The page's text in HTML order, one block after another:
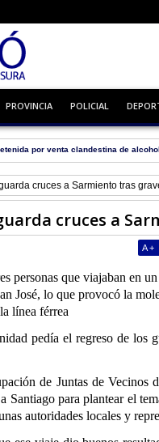
PROVINCIA POLICIAL
por venta clandestina de
cruces a Sarmiento tras
cruces a
A +
personas que viajaban en
José, lo que provocó la
línea férrea
pedía el regreso de los
de Juntas de
Santiago para plantear el
autoridades locales y